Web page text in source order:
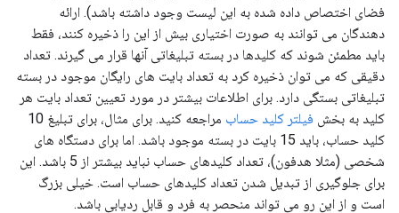
فضای اختصاص داده شده به این لیست وجود داشته باشد). ارائه
دهندگان می توانند به صورت اختیاری بیش از این را ذخیره کنند، فقط
باید مطمئن شوند که کلیدها در بسته تبلیغاتی آنها قرار می گیرند. تعداد
دقیقی که می توان ذخیره کرد به تعداد بایت های رایگان موجود در بسته
تبلیغاتی بستگی دارد. برای اطلاعات بیشتر در مورد تعیین تعداد بایت هر
کلید به بخش فیلتر کلید حساب
مراجعه کنید. برای مثال، برای تبلیغ 10
کلید حساب، باید 15 بایت در بسته موجود باشد. اما برای دستگاه های
شخصی (مثلا هدفون)، تعداد کلیدهای حساب نباید بیشتر از 5 باشد. این
برای جلوگیری از تبدیل شدن تعداد کلیدهای حساب است. خیلی بزرگ
است و از این رو می تواند منحصر به فرد و قابل ردیابی باشد.